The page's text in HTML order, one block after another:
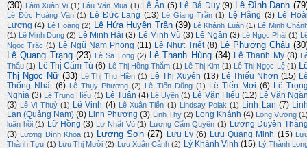
(30) Lâm Xuân Vi (1) Lâu Văn Mua (1) Lê Ân (5) Lê Bá Duy (9) Lê Đình Danh
Lê Đức Hoàng Vân (1) Lê Đức Lang (13) Lê Giang Trần (1) Lệ Hằng (3) Lê
Lương (4) Lê Hoàng (2) Lê Hứa Huyền Trân (39) Lê Khánh Luận (1) Lê Minh
(1) Lê Minh Dung (2) Lê Minh Hải (3) Lê Minh Vũ (3) Lê Ngân (3) Lê Ngọc Phái (1)
Ngọc Trác (1) Lê Ngũ Nam Phong (11) Lê Nhựt Triết (8) Lê Phương Châu
Lê Quang Trạng (23) Lê Sa Long (2) Lê Thanh Hùng (34) Lê Thanh My (8)
Thấu (1) Lê Thị Cẩm Tú (6) Lê Thị Hồng Thắm (1) Lê Thị Kim (1) Lê Thị Ngọc Lệ (1)
Thị Ngọc Nữ (33) Lê Thị Thu Hiền (1) Lê Thị Xuyên (13) Lê Thiếu Nhơn (15)
Thống Nhất (6) Lê Thụy Phương (2) Lê Tiến Dũng (1) Lê Tiến Mợi (6) Lê
Nghĩa (3) Lê Trung Hiếu (1) Lê Tuân (4) Lê Uyên (1) Lê Văn Hiếu (12) Lê Văn
(3) Lê Vi Thuỷ (1) Lê Vinh (4) Lê Xuân Tiến (1) Lindsay Polak (1) Linh Lan (7)
Lan (Quảng Nam) (8) Linh Phương (3) Linh Thy (2) Long Khánh (4) Long Vương
luân hồi (1) Lữ Hồng (3) Lư Nhất Vũ (1) Lương Cẩm Quyên (1) Lương Duyên
(3) Lương Đình Khoa (1) Lương Sơn (27) Lưu Ly (6) Lưu Quang Minh (15)
Thành Tựu (1) Lưu Thị Mười (2) Lưu Xuân Cảnh (2) Lý Khánh Vinh (15) Lý Thành